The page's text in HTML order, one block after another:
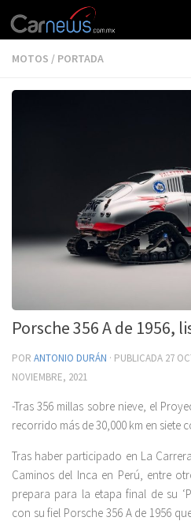
MOTOS / PORTADA
Porsche 356 A de 1956,
POR ANTONIO DURÁN · PUBLICADA 27
NOVIEMBRE, 2021
-Tras 356 millas sobre nieve, el
recorrido más de 30,000 km en siete
Tras haber participado en La
Caminos del Inca en Perú, entre
prepara para la etapa final de su
con su fiel Porsche 356 A de 1956